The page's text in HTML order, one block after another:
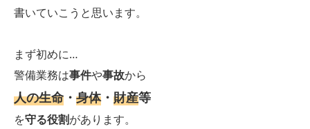
書いていこうと思います。
まず初めに…
警備業務は事件や事故から
人の生命 ・ 身体・ 財産等
を守る役割があります。